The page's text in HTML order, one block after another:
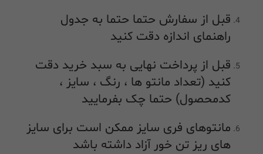
قبل از سفارش حتما حتما به جدول
راهنمای اندازه دقت کنید
قبل از پرداخت نهایی به سبد خرید دقت
کنید (تعداد مانتو ها ، رنگ ، سایز ،
کدمحصول) حتما چک بفرمایید
مانتوهای فری سایز ممکن است برای سایز
های ریز تن خور آزاد داشته باشد